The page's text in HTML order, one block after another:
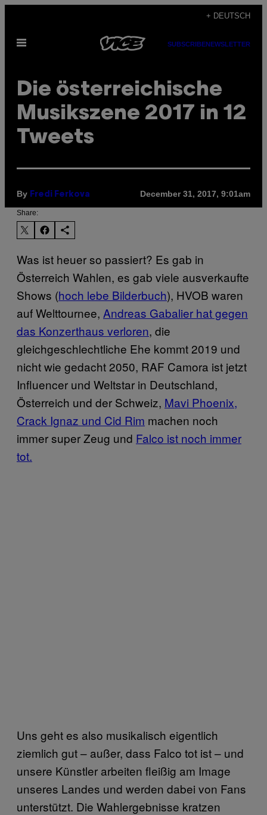
content
+ DEUTSCH
Open
SUBSCRIBENEWSLETTER
Die österreichische
Musikszene 2017 in 12
Tweets
By Fredi Ferkova December 31, 2017, 9:01am
Share:
Was ist heuer so passiert? Es gab in
Österreich Wahlen, es gab viele ausverkaufte
Shows (hoch lebe Bilderbuch), HVOB waren
auf Welttournee, Andreas Gabalier hat gegen
das Konzerthaus verloren, die
gleichgeschlechtliche Ehe kommt 2019 und
nicht wie gedacht 2050, RAF Camora ist jetzt
Influencer und Weltstar in Deutschland,
Österreich und der Schweiz, Mavi Phoenix,
Crack Ignaz und Cid Rim machen noch
immer super Zeug und Falco ist noch immer
tot.
Uns geht es also musikalisch eigentlich
ziemlich gut – außer, dass Falco tot ist – und
unsere Künstler arbeiten fleißig am Image
unseres Landes und werden dabei von Fans
unterstützt. Die Wahlergebnisse kratzen